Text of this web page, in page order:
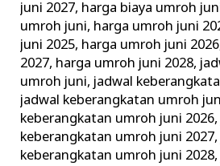
juni 2027, harga biaya umroh
umroh juni, harga umroh juni
juni 2025, harga umroh juni 2026
2027, harga umroh juni 2028,
umroh juni, jadwal
jadwal keberangkatan umroh
keberangkatan umroh juni 2026,
keberangkatan umroh juni 2027,
keberangkatan umroh juni 2028,